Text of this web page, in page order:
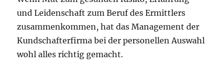
und Leidenschaft zum Beruf des Ermittlers
zusammenkommen, hat das Management der
Kundschafterfirma bei der personellen Auswahl
wohl alles richtig gemacht.